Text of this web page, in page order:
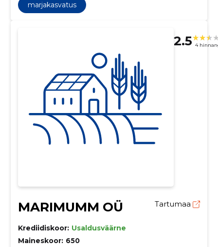
marjakasvatus
2.5 4
MARIMUMM OÜ Tartumaa
Krediidiskoor: Usaldusväärne
Maineskoor: 650